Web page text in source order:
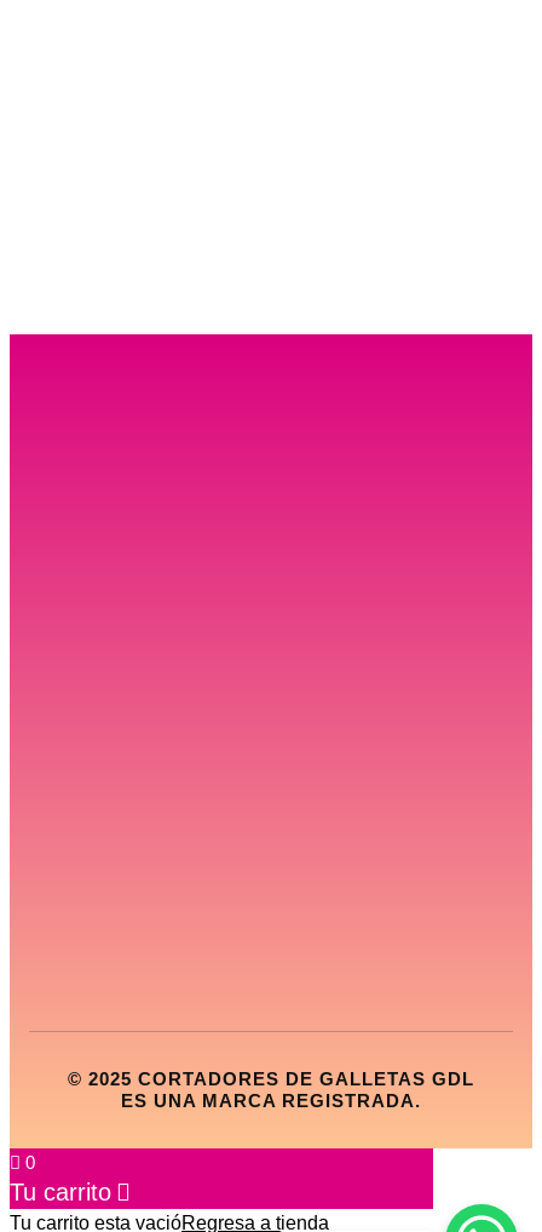
© 2025 CORTADORES DE GALLETAS GDL
ES UNA MARCA REGISTRADA.
0
Tu carrito
Tu carrito esta vacióRegresa a tienda